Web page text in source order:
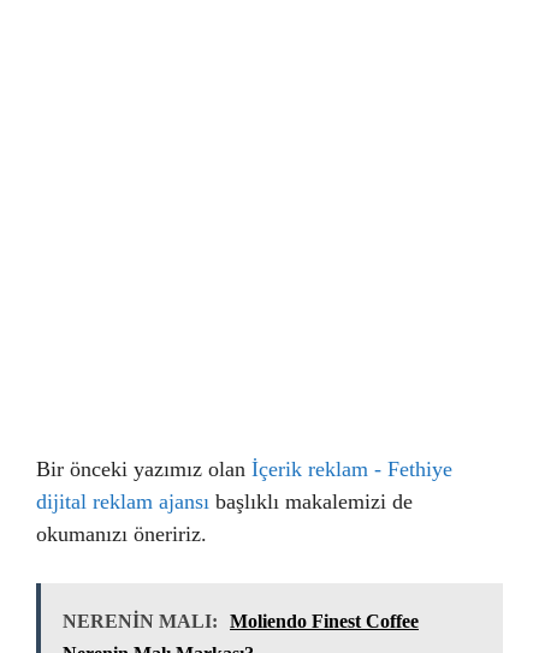
Bir önceki yazımız olan İçerik reklam - Fethiye
dijital reklam ajansı başlıklı makalemizi de
okumanızı öneririz.
NERENİN MALI:
Moliendo Finest Coffee